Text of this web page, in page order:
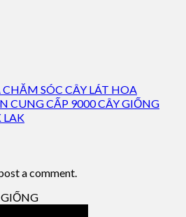
SÓC CÂY LÁT HOA
CUNG CẤP 9000 CÂY GIỐNG
LAK
a comment.